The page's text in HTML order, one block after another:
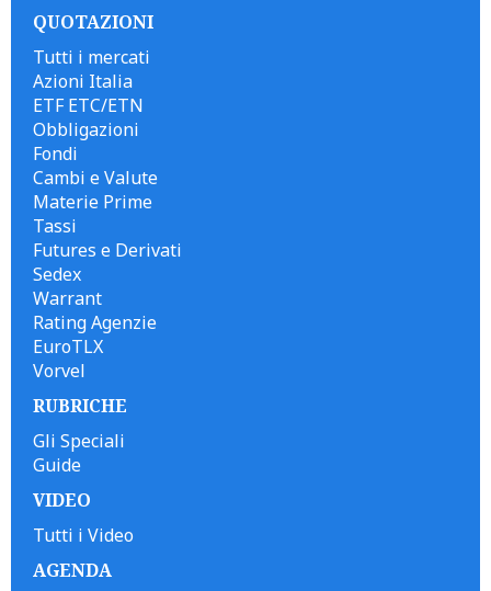
QUOTAZIONI
Tutti i mercati
Azioni Italia
ETF ETC/ETN
Obbligazioni
Fondi
Cambi e Valute
Materie Prime
Tassi
Futures e Derivati
Sedex
Warrant
Rating Agenzie
EuroTLX
Vorvel
RUBRICHE
Gli Speciali
Guide
VIDEO
Tutti i Video
AGENDA